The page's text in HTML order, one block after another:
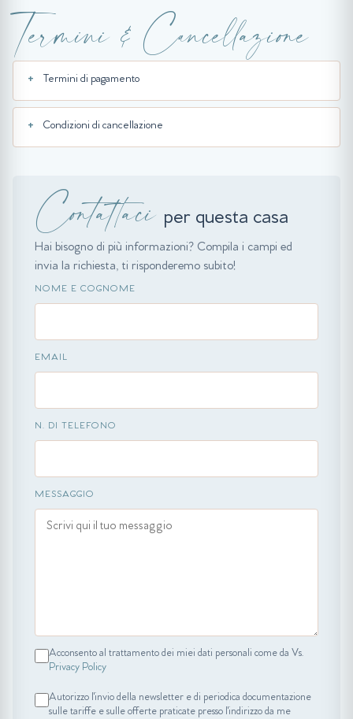
Termini & Cancellazione
Termini di pagamento
Condizioni di cancellazione
Contattaci per questa casa
Hai bisogno di più informazioni? Compila i campi ed
invia la richiesta, ti risponderemo subito!
NOME E COGNOME
EMAIL
N. DI TELEFONO
MESSAGGIO
Acconsento al trattamento dei miei dati personali come da Vs.
Privacy Policy
Autorizzo l'invio della newsletter e di periodica documentazione
sulle tariffe e sulle offerte praticate presso l'indirizzo da me